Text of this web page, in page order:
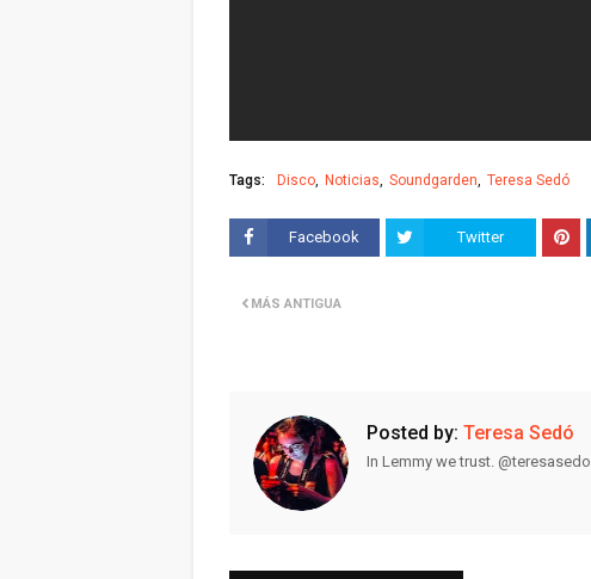
Tags: Disco Noticias Soundgarden Teresa Sedó
Facebook Twitter
MÁS ANTIGUA
Posted by: Teresa Sedó
In Lemmy we trust. @teresasedo